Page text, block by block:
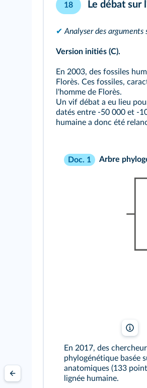
18 Le débat sur
✔ Analyser des arguments
Version initiés (C).
En 2003, des fossiles
Florès. Ces fossiles,
l'homme de Florès.
Un vif débat a eu lieu
datés entre -50 000 et -
humaine a donc été
Doc. 1 Arbre
En 2017, des
phylogénétique basée
anatomiques (133
lignée humaine.